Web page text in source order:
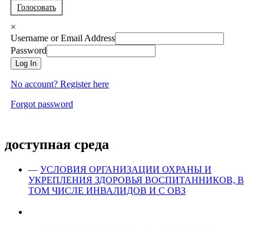
Голосовать
×
Username or Email Address
Password
Log In
No account? Register here
Forgot password
доступная среда
— УСЛОВИЯ ОРГАНИЗАЦИИ ОХРАНЫ И
УКРЕПЛЕНИЯ ЗДОРОВЬЯ ВОСПИТАННИКОВ, В
ТОМ ЧИСЛЕ ИНВАЛИДОВ И С ОВЗ